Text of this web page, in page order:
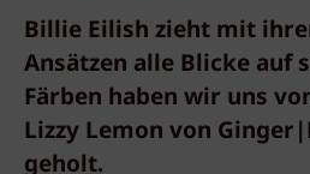
Billie Eilish zieht mit
Ansätzen alle Blicke auf
Färben haben wir uns
Lizzy Lemon von
geholt.